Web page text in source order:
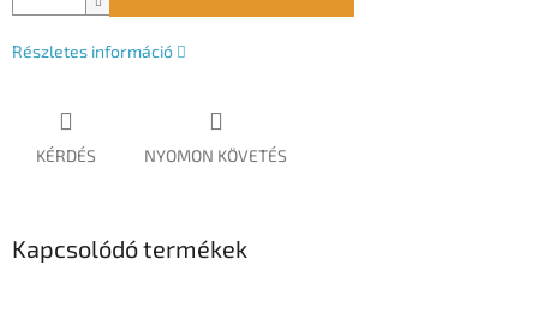
Részletes információ
KÉRDÉS NYOMON KÖVETÉS
Kapcsolódó termékek